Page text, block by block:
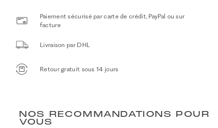
Paiement sécurisé par carte de crédit, PayPal ou sur
facture
Livraison par DHL
Retour gratuit sous 14 jours
NOS RECOMMANDATIONS POUR
VOUS